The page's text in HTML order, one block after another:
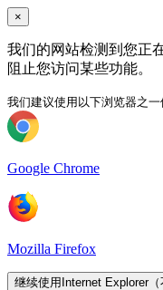
×
我们的网站检测到您正
阻止您访问某些功能。
我们建议使用以下浏览器之一
Google Chrome
Mozilla Firefox
继续使用Internet Explorer（